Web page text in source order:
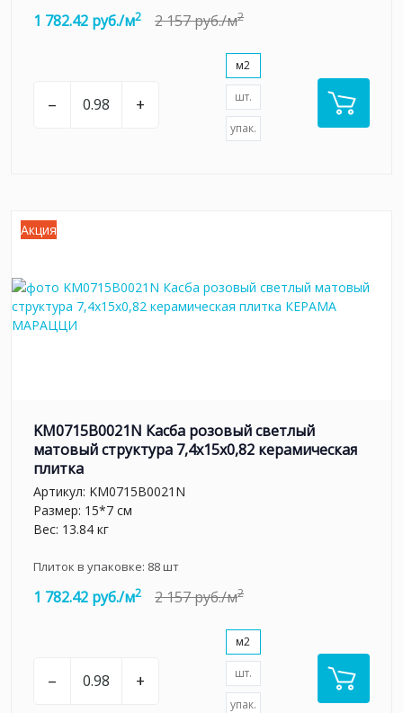
1 782.42 руб./м2 2 157 руб./м2
– +
м2
шт.
упак.
Акция
KM0715B0021N Касба розовый светлый
матовый структура 7,4x15x0,82 керамическая
плитка
Артикул: KM0715B0021N
Размер: 15*7 см
Вес: 13.84 кг
Плиток в упаковке: 88шт
1 782.42 руб./м2 2 157 руб./м2
– +
м2
шт.
упак.